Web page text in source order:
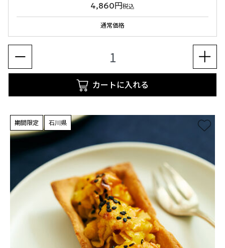
4,860円税込
通常価格
カートに入れる
期間限定 石川県